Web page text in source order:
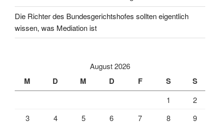
Die Richter des Bundesgerichtshofes sollten eigentlich
wissen, was Mediation ist
August 2026
M D M D F S S
1
2
3
4 5 6 7 8
9